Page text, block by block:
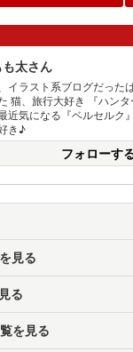
太さん
イラスト系ブログだった
猫、旅行大好き 『ハン
近気になる『ベルセルク
き♪
フォローす
見る
る
を見る